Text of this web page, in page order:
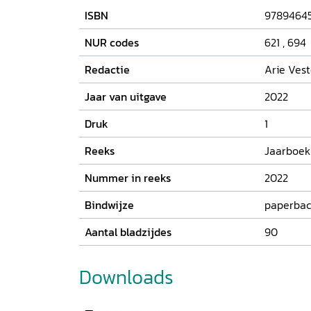
bewonderaars – vereenzelvigde met Eduard
Matena, die ‘Saïdjah en Adinda’ verstripte,
geraakt werd door het gedicht ‘Ik weet niet
zal’ en Liesje Schreuders recenseert Tom
een cold case uit de Max Havelaar. Romancier
ontmaskert Multatuli’s vermeende zelfspot in
en houdt al doende ook een aantal
recensenten) een spiegel voor.
ISBN
NUR codes
621 ,694
Redactie
Arie
Jaar van uitgave
2022
Druk
1
Reeks
Nummer in reeks
2022
Bindwijze
Aantal bladzijdes
90
Downloads